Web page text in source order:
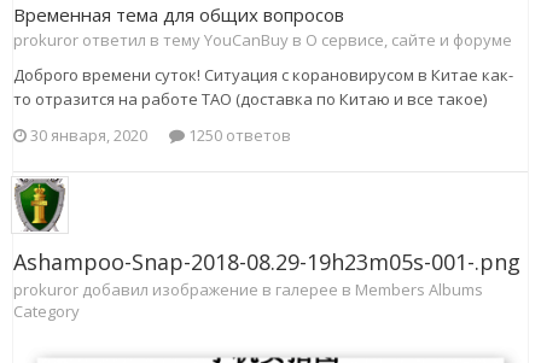
Временная тема для общих вопросов
prokuror ответил в тему YouCanBuy в О сервисе, сайте и форуме
Доброго времени суток! Ситуация с корановирусом в Китае как-
то отразится на работе ТАО (доставка по Китаю и все такое)
30 января, 2020
1250 ответов
Ashampoo-Snap-2018-08.29-19h23m05s-001-.png
prokuror добавил изображение в галерее в Members Albums
Category